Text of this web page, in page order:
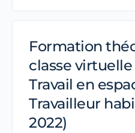
Formation
classe virtuelle
Travail en
Travailleur
2022)